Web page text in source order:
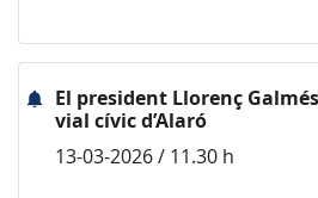
El president Llorenç
vial cívic d’Alaró
13-03-2026 / 11.30 h